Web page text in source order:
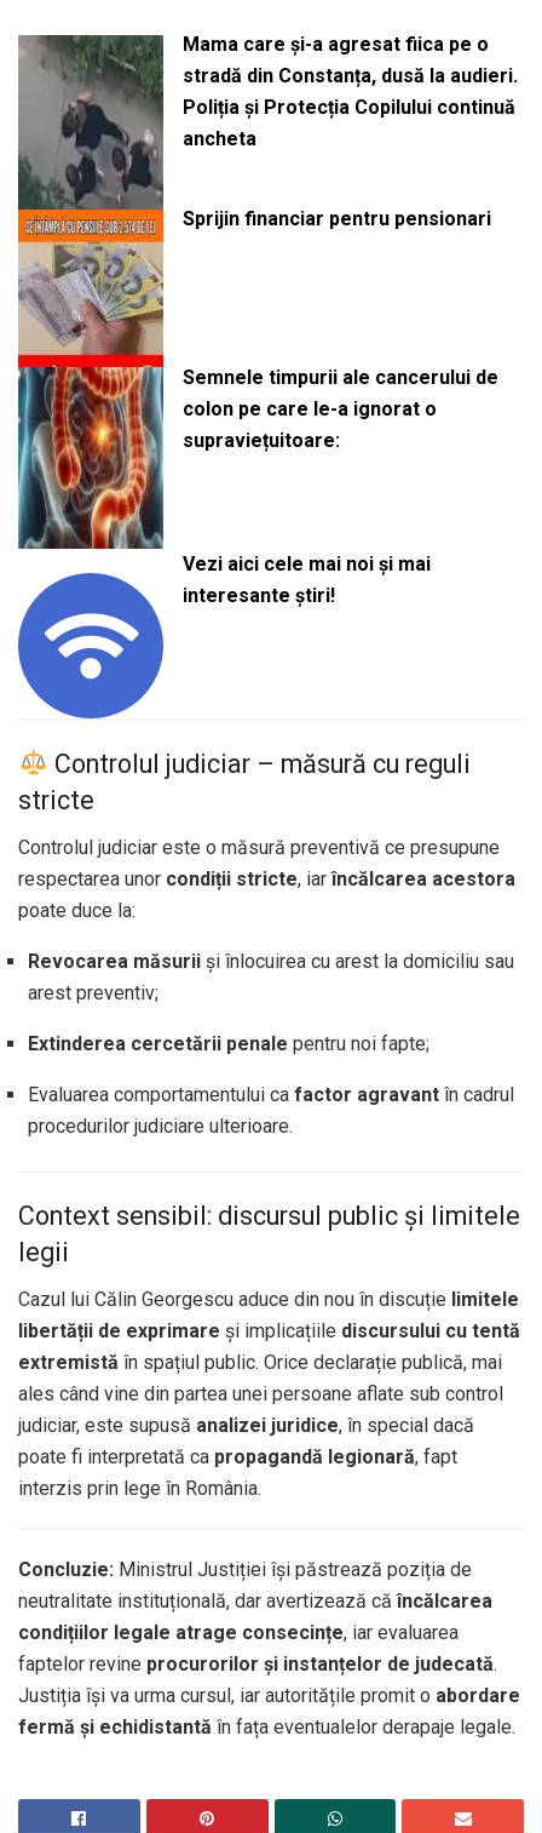
Mama care și-a agresat fiica pe o
stradă din Constanța, dusă la audieri.
Poliția și Protecția Copilului continuă
ancheta
Sprijin financiar pentru pensionari
Semnele timpurii ale cancerului de
colon pe care le-a ignorat o
supraviețuitoare:
Vezi aici cele mai noi și mai
interesante știri!
Controlul judiciar – măsură cu reguli
stricte
Controlul judiciar este o măsură preventivă ce presupune
respectarea unor condiții stricte, iarîncălcarea acestora
poate duce la:
Revocarea măsurii și înlocuirea cu arest la domiciliu sau
arest preventiv;
Extinderea cercetării penale pentru noi fapte;
Evaluarea comportamentului ca factor agravant în cadrul
procedurilor judiciare ulterioare.
Context sensibil: discursul public și limitele
legii
Cazul lui Călin Georgescu aduce din nou în discuție limitele
libertății de exprimare și implicațiile discursului cu tentă
extremistă în spațiul public. Orice declarație publică, mai
ales când vine din partea unei persoane aflate sub control
judiciar, este supusă analizei juridice, în special dacă
poate fi interpretată ca propagandă legionară, fapt
interzis prin lege în România.
Concluzie: Ministrul Justiției își păstrează poziția de
neutralitate instituțională, dar avertizează căîncălcarea
condițiilor legale atrage consecințe, iar evaluarea
faptelor revine procurorilor și instanțelor de judecată.
Justiția își va urma cursul, iar autoritățile promit o abordare
fermă și echidistantă în fața eventualelor derapaje legale.